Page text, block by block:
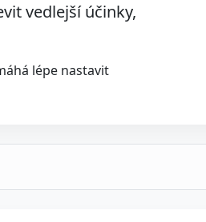
vedlejší účinky,
lépe nastavit